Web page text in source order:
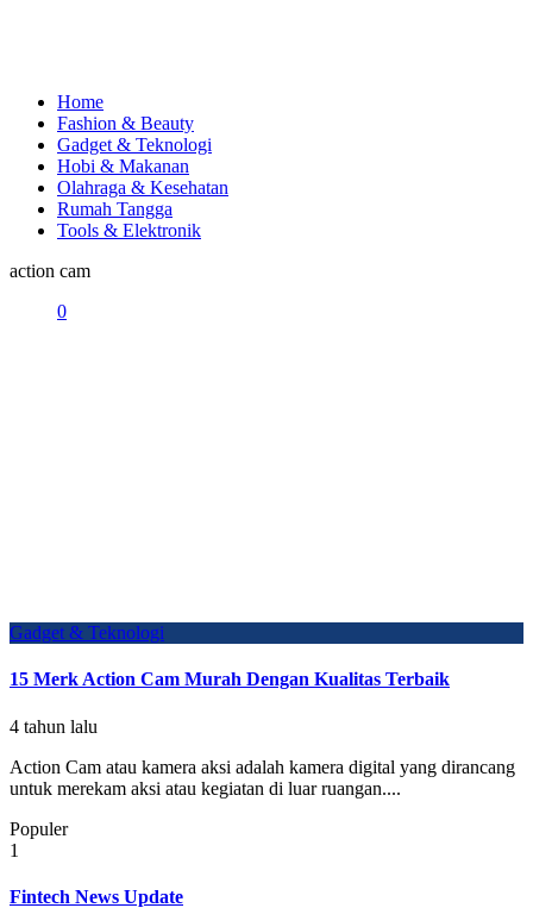
Home
Fashion & Beauty
Gadget & Teknologi
Hobi & Makanan
Olahraga & Kesehatan
Rumah Tangga
Tools & Elektronik
action cam
0
Gadget & Teknologi
15 Merk Action Cam Murah Dengan Kualitas Terbaik
4 tahun lalu
Action Cam atau kamera aksi adalah kamera digital yang dirancang
untuk merekam aksi atau kegiatan di luar ruangan....
Populer
1
Fintech News Update